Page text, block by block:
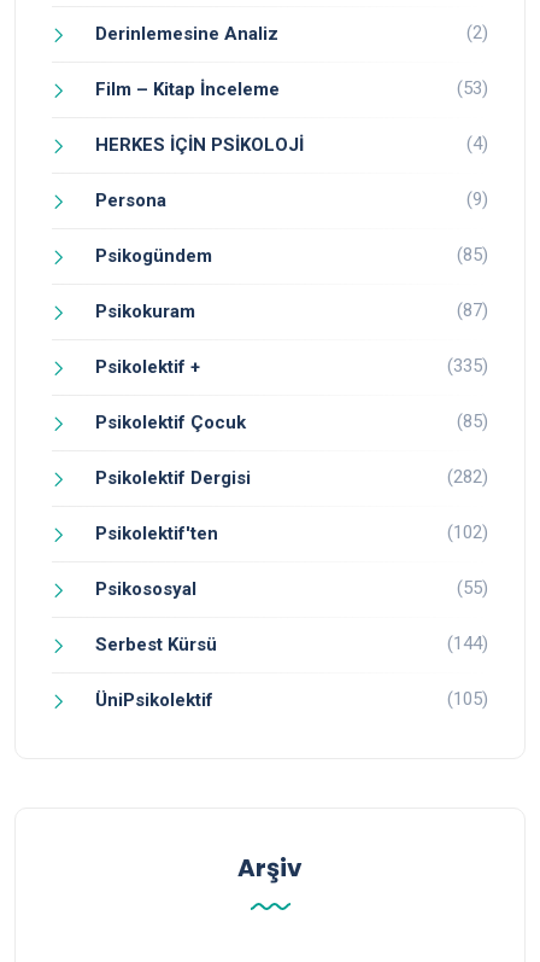
Derinlemesine Analiz (2)
Film – Kitap İnceleme (53)
HERKES İÇİN PSİKOLOJİ (4)
Persona (9)
Psikogündem (85)
Psikokuram (87)
Psikolektif + (335)
Psikolektif Çocuk (85)
Psikolektif Dergisi (282)
Psikolektif'ten (102)
Psikososyal (55)
Serbest Kürsü (144)
ÜniPsikolektif (105)
Arşiv